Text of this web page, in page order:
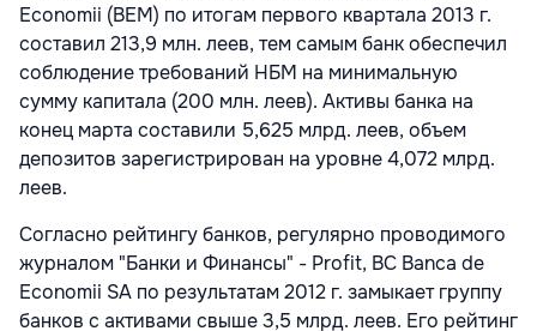
Economii (BEM) по итогам первого квартала 2013 г.
составил 213,9 млн. леев, тем самым банк обеспечил
соблюдение требований НБМ на минимальную
сумму капитала (200 млн. леев). Активы банка на
конец марта составили 5,625 млрд. леев, объем
депозитов зарегистрирован на уровне 4,072 млрд.
леев.
Согласно рейтингу банков, регулярно проводимого
журналом "Банки и Финансы" - Profit, BC Banca de
Economii SA по результатам 2012 г. замыкает группу
банков с активами свыше 3,5 млрд. леев. Его рейтинг